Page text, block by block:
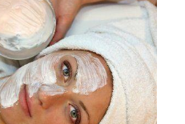
a
7
9
8
,
9
9
,
0
0